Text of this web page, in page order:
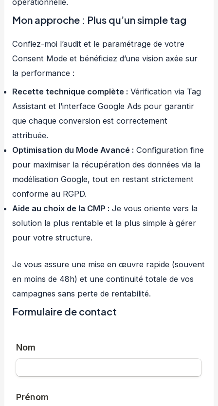
opérationnelle.
Mon approche : Plus qu’un simple tag
Confiez-moi l’audit et le paramétrage de votre
Consent Mode et bénéficiez d’une vision axée sur
la performance :
Recette technique complète : Vérification via Tag
Assistant et l’interface Google Ads pour garantir
que chaque conversion est correctement
attribuée.
Optimisation du Mode Avancé : Configuration fine
pour maximiser la récupération des données via la
modélisation Google, tout en restant strictement
conforme au RGPD.
Aide au choix de la CMP : Je vous oriente vers la
solution la plus rentable et la plus simple à gérer
pour votre structure.
Je vous assure une mise en œuvre rapide (souvent
en moins de 48h) et une continuité totale de vos
campagnes sans perte de rentabilité.
Formulaire de contact